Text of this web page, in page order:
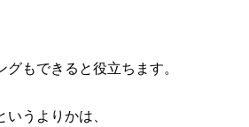
もできると役立ちます。
うよりかは、